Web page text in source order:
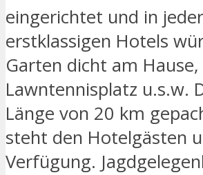
eingerichtet und in
erstklassigen Hotels
Garten dicht am
Lawntennisplatz u.s.w.
Länge von 20 km
steht den Hotelgästen
Verfügung.